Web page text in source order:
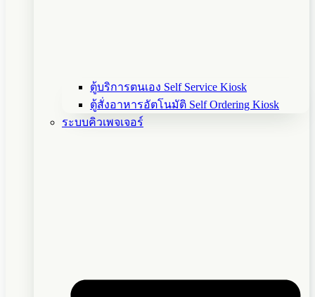
ตู้บริการตนเอง Self Service Kiosk
ตู้สั่งอาหารอัตโนมัติ Self Ordering Kiosk
ระบบคิวเพจเจอร์